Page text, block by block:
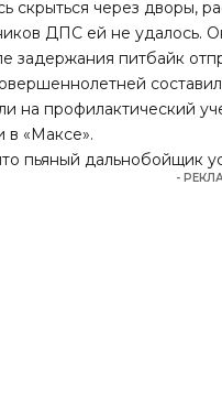
скрыться через дворы,
ДПС ей не удалось.
задержания питбайк
на профилактический
в «Максе».
пьяный дальнобойщик
-